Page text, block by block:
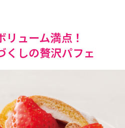
リューム満点！
くしの贅沢パフェ